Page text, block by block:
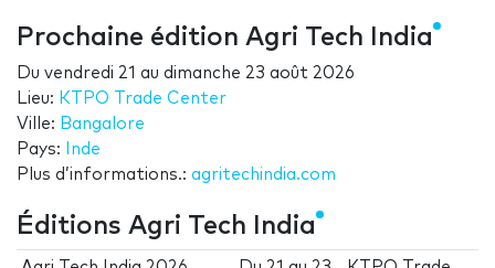
Prochaine édition Agri Tech India
Du vendredi 21 au dimanche 23 août 2026
Lieu: KTPO Trade Center
Ville: Bangalore
Pays:
Inde
Plus d’informations.: agritechindia.com
Éditions Agri Tech India